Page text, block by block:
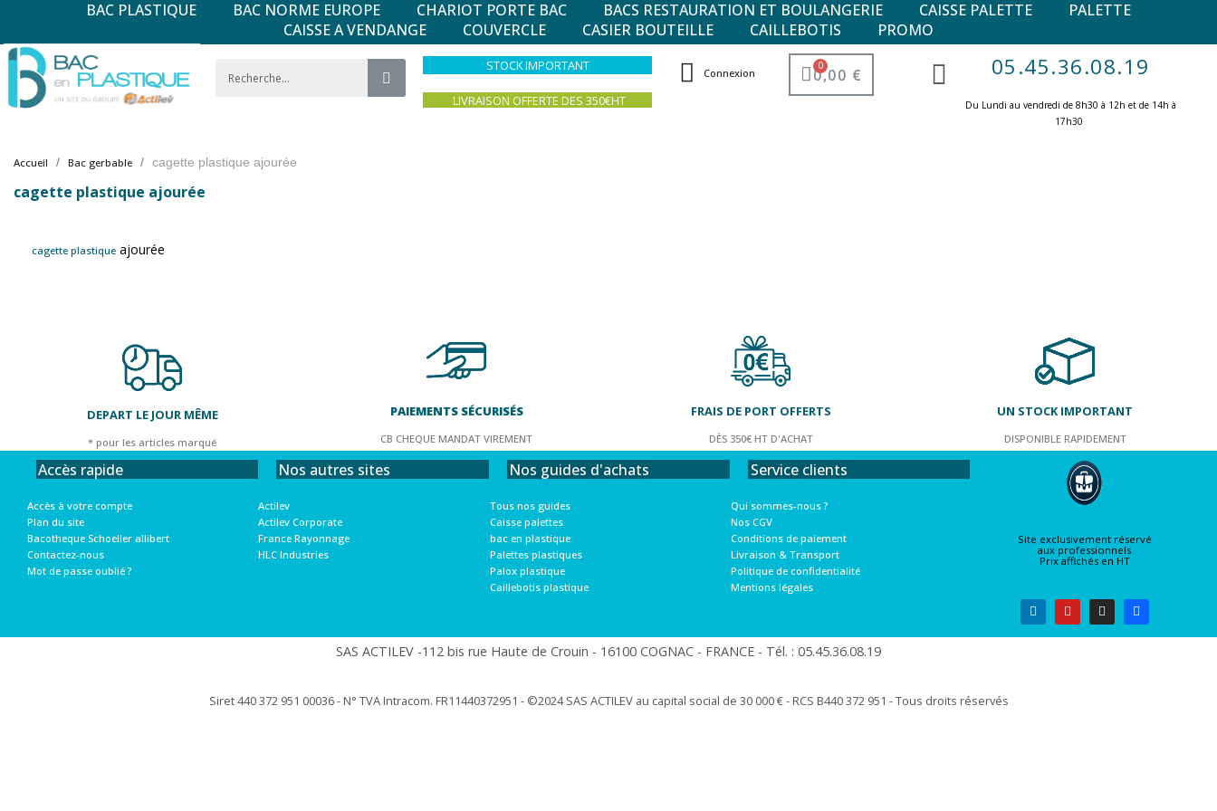
BAC PLASTIQUE BAC NORME EUROPE CHARIOT PORTE BAC BACS RESTAURATION ET BOULANGERIE CAISSE PALETTE
PALETTE
CAISSE A VENDANGE
COUVERCLE CASIER BOUTEILLE CAILLEBOTIS PROMO
STOCK IMPORTANT
LIVRAISON OFFERTE DES 350€HT
Connexion 0,00 € 05.45.36.08.19
Du Lundi au vendredi de 8h30 à 12h et de 14h à
17h30 ​
Accueil Bac gerbable cagette plastique ajourée
cagette plastique ajourée
cagette plastique ajourée
DEPART LE JOUR MÊME
* pour les articles marqué
PAIEMENTS SÉCURISÉS
CB CHEQUE MANDAT VIREMENT
FRAIS DE PORT OFFERTS
DÈS 350€ HT D'ACHAT
UN STOCK IMPORTANT
DISPONIBLE RAPIDEMENT
Accès rapide
Accès à votre compte
Plan du site
Bacotheque Schoeller allibert
Contactez-nous
Mot de passe oublié ?
Nos autres sites
Actilev
Actilev Corporate
France Rayonnage
HLC Industries
Nos guides d'achats
Tous nos guides
Caisse palettes
bac en plastique
Palettes plastiques
Palox plastique
Caillebotis plastique
Service clients
Qui sommes-nous ?
Nos CGV
Conditions de paiement
Livraison & Transport
Politique de confidentialité
Mentions légales
Site exclusivement réservé
aux professionnels
Prix affichés en HT
SAS ACTILEV -112 bis rue Haute de Crouin - 16100 COGNAC - FRANCE - Tél. : 05.45.36.08.19​
Siret 440 372 951 00036 - N° TVA Intracom. FR11440372951 - ©2024 SAS ACTILEV au capital social de 30 000 € - RCS B440 372 951 - Tous droits réservés​​